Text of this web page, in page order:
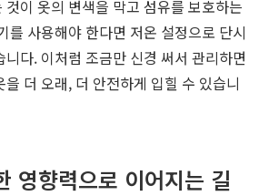
이 옷의 변색을 막고 섬유를 보호하는
를 사용해야 한다면 저온 설정으로 단시
다. 이처럼 조금만 신경 써서 관리하면
을 더 오래, 더 안전하게 입힐 수 있습니
영향력으로 이어지는 길